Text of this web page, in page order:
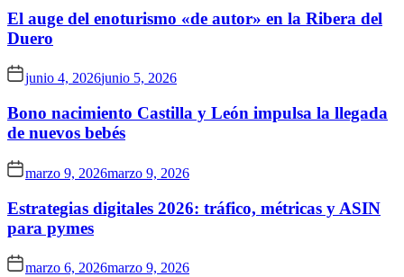
El auge del enoturismo «de autor» en la Ribera del
Duero
junio 4, 2026junio 5, 2026
Bono nacimiento Castilla y León impulsa la llegada
de nuevos bebés
marzo 9, 2026marzo 9, 2026
Estrategias digitales 2026: tráfico, métricas y ASIN
para pymes
marzo 6, 2026marzo 9, 2026